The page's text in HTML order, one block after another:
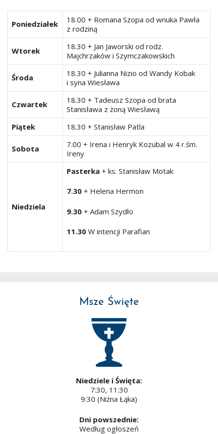
Poniedziałek
18.00 + Romana Szopa od wnuka Pawła
z rodziną
Wtorek
18.30 + Jan Jaworski od rodz.
Majchrzaków i Szymczakowskich
Środa
18.30 + Julianna Nizio od Wandy Kobak
i syna Wiesława
Czwartek
18.30 + Tadeusz Szopa od brata
Stanisława z żoną Wiesławą
Piątek
18.30 + Stanisław Patla
Sobota
7.00 + Irena i Henryk Kozubal w 4 r.śm.
Ireny
Niedziela
Pasterka + ks. Stanisław Motak
7.30 + Helena Hermon
9.30 + Adam Szydło
11.30 W intencji Parafian
Msze Święte
Niedziele i Święta:
7:30, 11:30
9:30 (Niżna Łąka)
Dni powszednie:
Według ogłoszeń